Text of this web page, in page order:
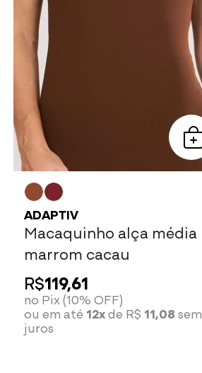
ADAPTIV
Macaquinho alça média
marrom cacau
R$119,61
no Pix (10% OFF)
ou em até 12xde R$ 11,08 sem
juros